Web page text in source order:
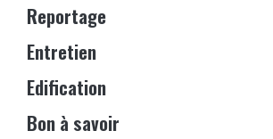
Reportage
Entretien
Edification
Bon à savoir